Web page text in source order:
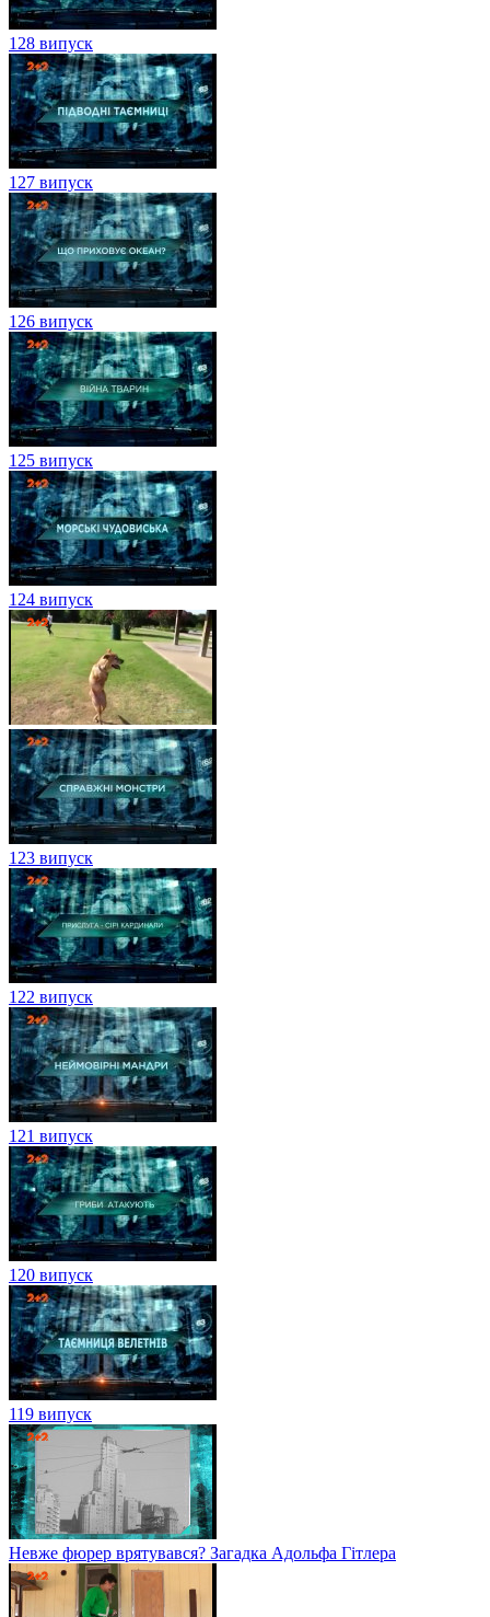
128 випуск
127 випуск
126 випуск
125 випуск
124 випуск
123 випуск
122 випуск
121 випуск
120 випуск
119 випуск
Невже фюрер врятувався? Загадка Адольфа Гітлера